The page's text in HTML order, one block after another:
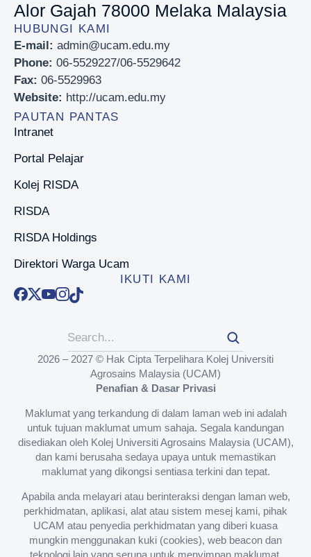
Alor Gajah 78000 Melaka Malaysia
HUBUNGI KAMI
E-mail: admin@ucam.edu.my
Phone: 06-5529227/06-5529642
Fax: 06-5529963
Website: http://ucam.edu.my
PAUTAN PANTAS
Intranet
Portal Pelajar
Kolej RISDA
RISDA
RISDA Holdings
Direktori Warga Ucam
IKUTI KAMI
2026 – 2027 © Hak Cipta Terpelihara Kolej Universiti
Agrosains Malaysia (UCAM)
Penafian & Dasar Privasi
Maklumat yang terkandung di dalam laman web ini adalah
untuk tujuan maklumat umum sahaja. Segala kandungan
disediakan oleh Kolej Universiti Agrosains Malaysia (UCAM),
dan kami berusaha sedaya upaya untuk memastikan
maklumat yang dikongsi sentiasa terkini dan tepat.
Apabila anda melayari atau berinteraksi dengan laman web,
perkhidmatan, aplikasi, alat atau sistem mesej kami, pihak
UCAM atau penyedia perkhidmatan yang diberi kuasa
mungkin menggunakan kuki (cookies), web beacon dan